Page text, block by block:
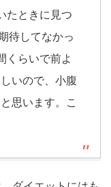
たときに見つ
待してなかっ
くらいで前よ
いので、小腹
思います。こ